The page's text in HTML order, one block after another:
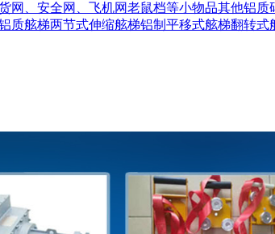
网、安全网、飞机网老鼠档等小物品其他铝质
质舷梯两节式伸缩舷梯铝制平移式舷梯翻转式